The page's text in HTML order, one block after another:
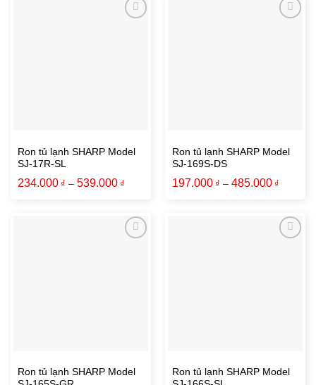
Ron tủ lạnh SHARP Model
SJ-17R-SL
234.000 ₫ – 539.000 ₫
Ron tủ lạnh SHARP Model
SJ-169S-DS
197.000 ₫ – 485.000 ₫
Ron tủ lạnh SHARP Model
Ron tủ lạnh SHARP Model